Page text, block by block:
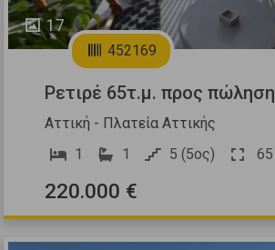
17
452169
Ρετιρέ 65τ.μ. προς πώληση
Αττική - Πλατεία Αττικής
1
1 5 (5ος) 65
220.000 €